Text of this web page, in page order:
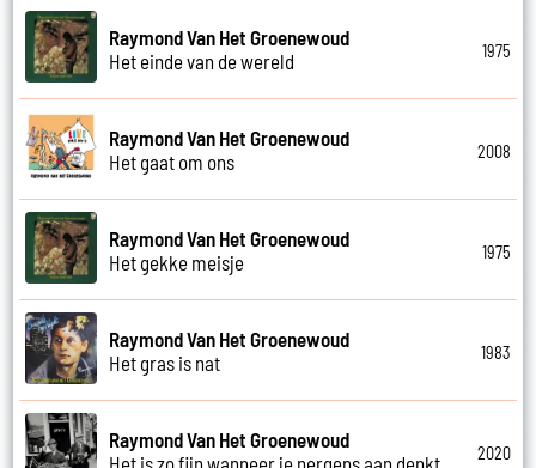
Raymond Van Het Groenewoud
Het einde van de wereld
1975
Raymond Van Het Groenewoud
Het gaat om ons
2008
Raymond Van Het Groenewoud
Het gekke meisje
1975
Raymond Van Het Groenewoud
Het gras is nat
1983
Raymond Van Het Groenewoud
Het is zo fijn wanneer je nergens aan denkt
2020